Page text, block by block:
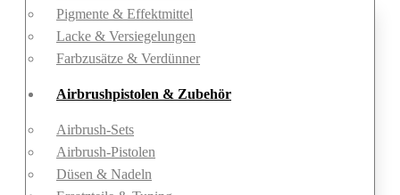
Pigmente & Effektmittel
Lacke & Versiegelungen
Farbzusätze & Verdünner
Airbrushpistolen & Zubehör
Airbrush-Sets
Airbrush-Pistolen
Düsen & Nadeln